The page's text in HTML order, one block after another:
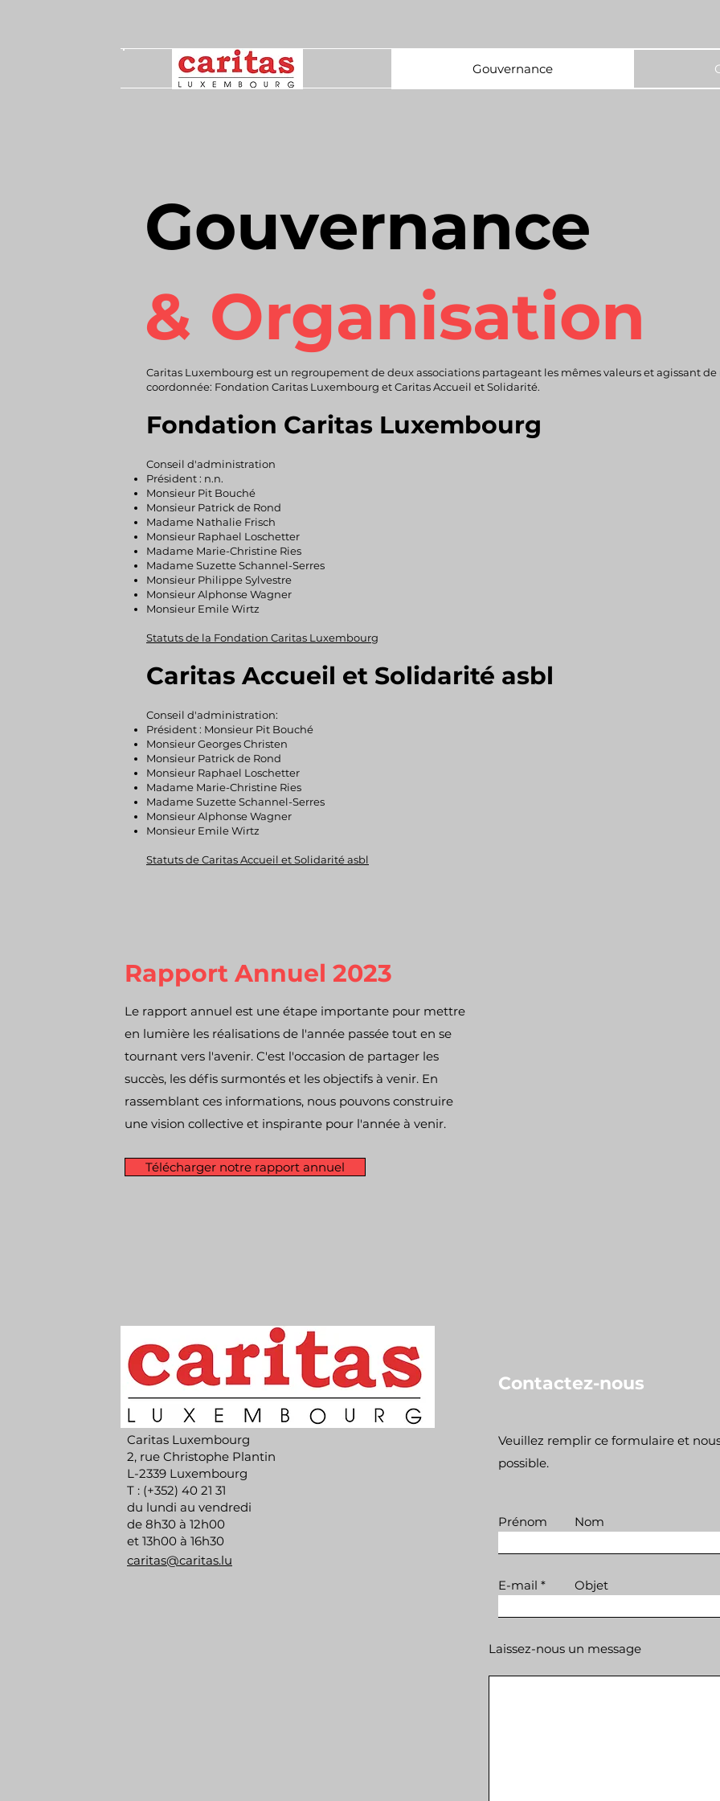
Gouvernance
Gouvernance
& Organisation
Caritas Luxembourg est un regroupement de deux associations partageant les mêmes valeurset agissant
coordonnée: Fondation Caritas Luxembourg et Caritas Accueil et Solidarité.
Fondation Caritas Luxembourg
Conseil d'administration
Président : n.n.
Monsieur Pit Bouché
Monsieur Patrick de Rond
Madame Nathalie Frisch
Monsieur Raphael Loschetter
Madame Marie-Christine Ries
Madame Suzette Schannel-Serres
Monsieur Philippe Sylvestre
Monsieur Alphonse Wagner
Monsieur Emile Wirtz
Statuts de la Fondation Caritas Luxembourg
Caritas Accueil et Solidarité asbl
Conseil d'administration:
Président : Monsieur Pit Bouché
Monsieur Georges Christen
Monsieur Patrick de Rond
Monsieur Raphael Loschetter
Madame Marie-Christine Ries
Madame Suzette Schannel-Serres
Monsieur Alphonse Wagner
Monsieur Emile Wirtz
Statuts de Caritas Accueil et Solidarité asbl
Rapport Annuel 2023
Le rapport annuel est une étape importante pour mettre
en lumière les réalisations de l'année passée tout en se
tournant vers l'avenir. C'est l'occasion de partager les
succès, les défis surmontés et les objectifs à venir. En
rassemblant ces informations, nous pouvons construire
une vision collective et inspirante pour l'année à venir.
Télécharger notre rapport annuel
Caritas Luxembourg
2, rue Christophe Plantin
L-2339 Luxembourg
T : (+352) 40 21 31
du lundi au vendredi
de 8h30 à 12h00
et 13h00 à 16h30
caritas@caritas.lu
Contactez-nous
Veuillez remplir ce formulaire et
possible.
Prénom Nom
E-mail Objet
Laissez-nous un message